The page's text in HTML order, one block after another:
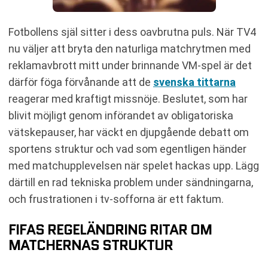
Fotbollens själ sitter i dess oavbrutna puls. När TV4
nu väljer att bryta den naturliga matchrytmen med
reklamavbrott mitt under brinnande VM-spel är det
därför föga förvånande att de svenska tittarna
reagerar med kraftigt missnöje. Beslutet, som har
blivit möjligt genom införandet av obligatoriska
vätskepauser, har väckt en djupgående debatt om
sportens struktur och vad som egentligen händer
med matchupplevelsen när spelet hackas upp. Lägg
därtill en rad tekniska problem under sändningarna,
och frustrationen i tv-sofforna är ett faktum.
FIFAS REGELÄNDRING RITAR OM
MATCHERNAS STRUKTUR